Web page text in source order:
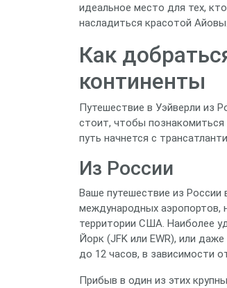
идеальное место для тех,
насладиться красотой Айовы.
Как
континенты
Путешествие в Уэйверли из
стоит, чтобы
путь начнется с
Из России
Ваше путешествие из России
международных аэропортов,
территории США. Наиболее
Йорк (JFK или EWR), или
до 12 часов, в зависимости
Прибыв в один из этих